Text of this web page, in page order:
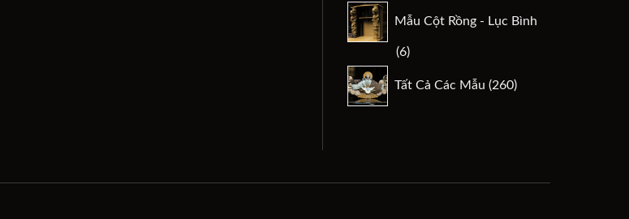
Mẫu Cột Rồng - Lục Bình
66
phẩm
Tất Cả Các Mẫu 260
sản